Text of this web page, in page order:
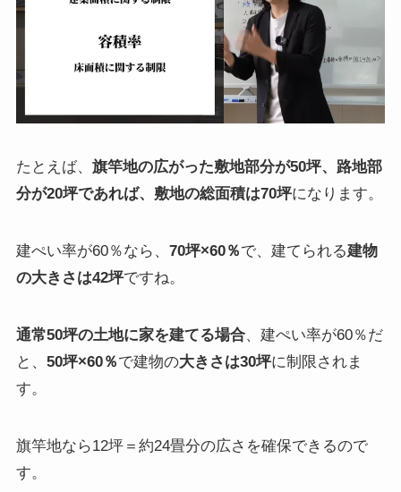
たとえば、 旗竿地の広がった敷地部分が50坪、路地部
分が20坪であれば、敷地の総面積は70坪になります。
建ぺい率が60％なら、 70坪×60％で、建てられる建物
の大きさは42坪ですね。
通常50坪の土地に家を建てる場合、建ぺい率が60％だ
と、 50坪×60％で建物の大きさは30坪に制限されま
す。
旗竿地なら12坪＝約24畳分の広さを確保できるので
す。